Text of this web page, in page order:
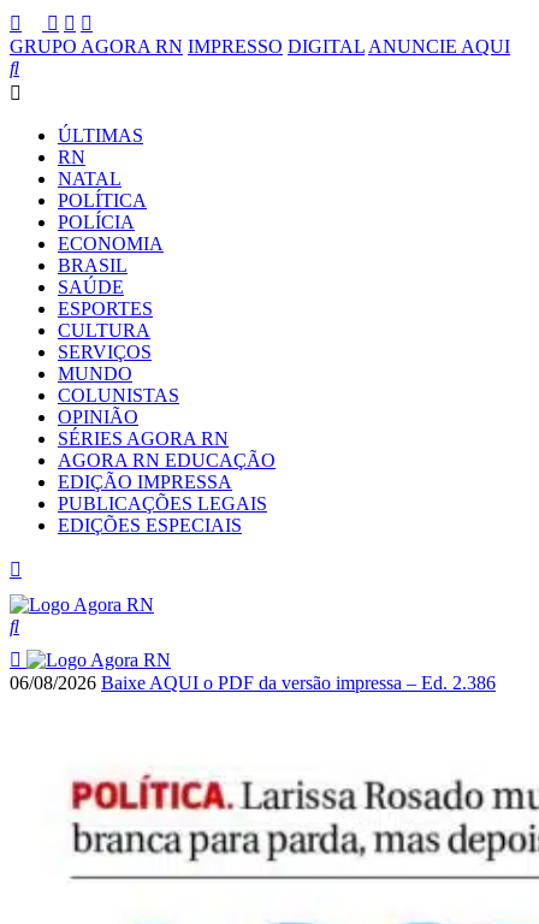
GRUPO AGORA RN IMPRESSO DIGITAL ANUNCIE AQUI
ÚLTIMAS
RN
NATAL
POLÍTICA
POLÍCIA
ECONOMIA
BRASIL
SAÚDE
ESPORTES
CULTURA
SERVIÇOS
MUNDO
COLUNISTAS
OPINIÃO
SÉRIES AGORA RN
AGORA RN EDUCAÇÃO
EDIÇÃO IMPRESSA
PUBLICAÇÕES LEGAIS
EDIÇÕES ESPECIAIS
06/08/2026 Baixe AQUI o PDF da versão impressa – Ed. 2.386